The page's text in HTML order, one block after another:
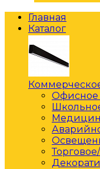
Главная
Каталог
Офисное